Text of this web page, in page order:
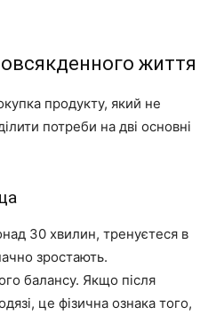
життя
продукту, який не
потреби на дві основні
30 хвилин, тренуєтеся в
зростають.
балансу. Якщо після
це фізична ознака того,